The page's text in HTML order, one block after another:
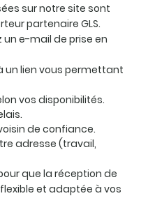
sur notre site sont
partenaireGLS.
un e-mail de prise en
un lien vous permettant
vos disponibilités.
de confiance.
adresse (travail,
que la réception de
et adaptée à vos